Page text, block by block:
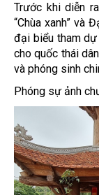
Trước khi diễn
“Chùa xanh” và
đại biểu tham
cho quốc thái
và phóng sinh
Phóng sự ảnh